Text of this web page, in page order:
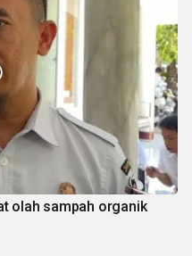
olah sampah organik